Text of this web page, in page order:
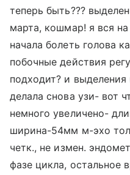
теперь быть???
марта, кошмар! я вся
начала болеть голова
побочные действия
подходит? и выделения
делала снова узи- вот
немного увеличено-
ширина-54мм м-эхо
четк., не измен.
фазе цикла, остальное